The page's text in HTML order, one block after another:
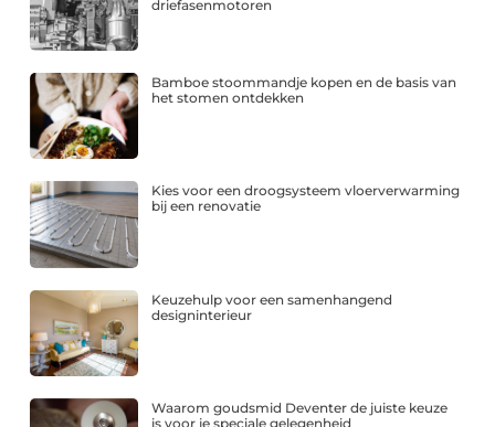
driefasenmotoren
Bamboe stoommandje kopen en de basis van
het stomen ontdekken
Kies voor een droogsysteem vloerverwarming
bij een renovatie
Keuzehulp voor een samenhangend
designinterieur
Waarom goudsmid Deventer de juiste keuze
is voor je speciale gelegenheid